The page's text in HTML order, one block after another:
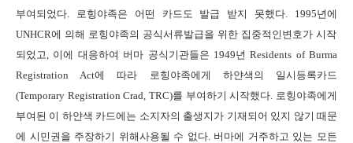
부여되었다. 로힝야족은 어떤 카드도 발급 받지 못했다. 1995년에
UNHCR에 의해 로힝야족의 공식서류발급을 위한 집중적인변호가 시작
되었고, 이에 대응하여 버마 공식기관들은 1949년 Residents of Burma
Registration Act에 따라 로힝야족에게 하얀색의 일시등록카드
(Temporary Registration Crad, TRC)를 부여하기 시작했다. 로힝야족에게
부여된 이 하얀색 카드에는 소지자의 출생지가 기재되어 있지 않기 때문
에 시민권을 주장하기 위해사용될 수 없다. 버마에 거주하고 있는 모든